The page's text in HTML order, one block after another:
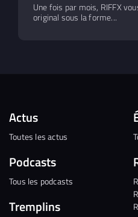
Une fois par mois, RIFFX
original sous la forme...
Actus
Toutes les actus
Podcasts
Tous les podcasts
Tremplins